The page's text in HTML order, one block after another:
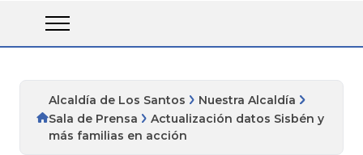
Alcaldía de Los Santos
Nuestra Alcaldía
Sala de Prensa
Actualización datos Sisbén y
más familias en acción